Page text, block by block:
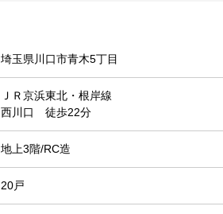
埼玉県川口市青木5丁目
ＪＲ京浜東北・根岸線
西川口 徒歩22分
地上3階/RC造
20戸